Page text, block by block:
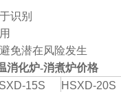
识别
免潜在风险发生
消化炉-消煮炉价格
15S
HSXD-20S